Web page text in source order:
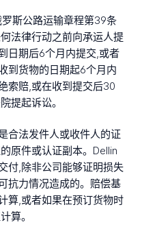
斯公路运输章程第39条
法律行动之前向承运人提
日期后6个月内提交,或者
到货物的日期起6个月内
索赔,或在收到提交后30
提起诉讼。
合法发件人或收件人的证
原件或认证副本。Dellin
付,除非公司能够证明损失
抗力情况造成的。赔偿基
算,或者如果在预订货物时
算。